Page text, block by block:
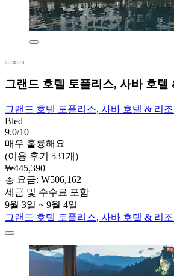
그랜드 호텔 토플리스, 사바 호텔
그랜드 호텔 토플리스, 사바 호텔 & 리
Bled
9.0/10
매우 훌륭해요
(이용 후기 531개)
₩445,390
총 요금: ₩506,162
세금 및 수수료 포함
9월 3일 ~ 9월 4일
그랜드 호텔 토플리스, 사바 호텔 & 리